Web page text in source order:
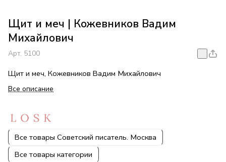
Щит и меч | Кожевников Вадим
Михайлович
Арт. 5100
Щит и меч, Кожевников Вадим Михайлович
Все описание
Все товары Советский писатель. Москва
Все товары категории